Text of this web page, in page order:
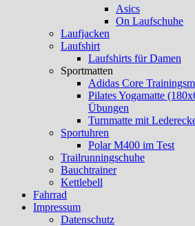
Asics
On Laufschuhe
Laufjacken
Laufshirt
Laufshirts für Damen
Sportmatten
Adidas Core
Pilates Yogamatte
Übungen
Turnmatte mit
Sportuhren
Polar M400 im Test
Trailrunningschuhe
Bauchtrainer
Kettlebell
Fahrrad
Impressum
Datenschutz